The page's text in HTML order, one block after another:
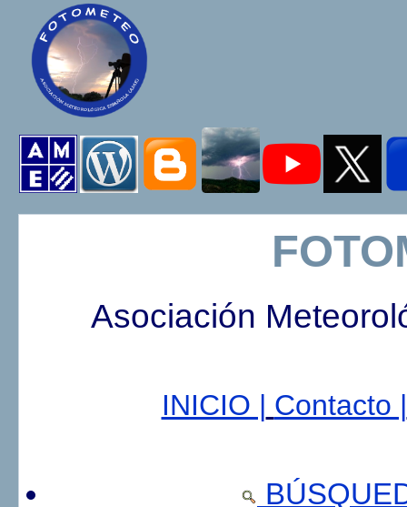
Asociación
INICIO | Contacto |